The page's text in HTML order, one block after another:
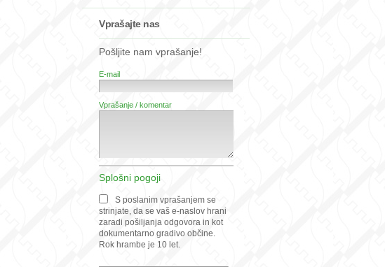
Vprašajte nas
Pošljite nam vprašanje!
E-mail
Vprašanje / komentar
Splošni pogoji
S poslanim vprašanjem se
strinjate, da se vaš e-naslov hrani
zaradi pošiljanja odgovora in kot
dokumentarno gradivo občine.
Rok hrambe je 10 let.